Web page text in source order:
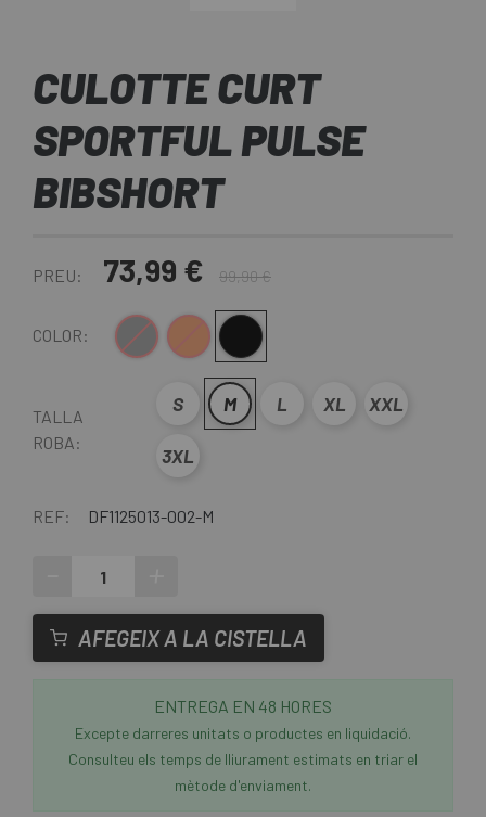
CULOTTE CURT
SPORTFUL PULSE
BIBSHORT
PREU: 73,99 € 99,90 €
COLOR: Gris TaronjaNegre
TALLA
ROBA:
S M L XL XXL
3XL
REF: DF1125013-002-M
AFEGEIX A LA CISTELLA
ENTREGA EN 48 HORES
Excepte darreres unitats o productes en liquidació.
Consulteu els temps de lliurament estimats en triar el
mètode d'enviament.